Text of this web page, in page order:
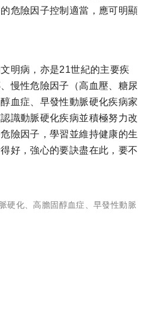
危險因子控制適當，應可明顯
明病，亦是21世紀的主要疾
慢性危險因子（高血壓、糖尿
血症、早發性動脈硬化疾病家
識動脈硬化疾病並積極努力改
險因子，學習並維持健康的生
好，強心的要訣盡在此，要不
硬化 高膽固醇血症
早發性動脈